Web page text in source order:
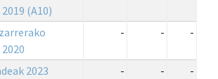
(A10)
- - -
2023 - -
-